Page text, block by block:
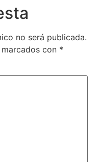
no será publicada.
con *